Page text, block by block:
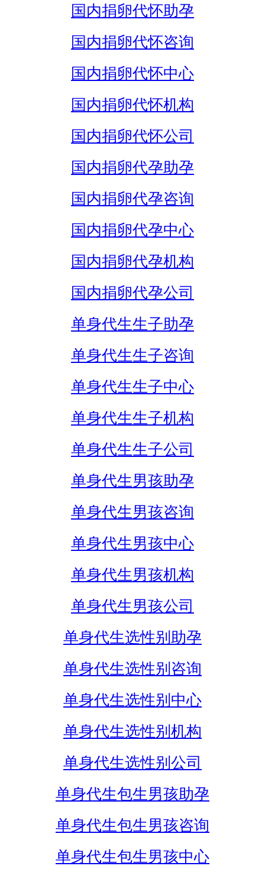
国内捐卵代怀助孕
国内捐卵代怀咨询
国内捐卵代怀中心
国内捐卵代怀机构
国内捐卵代怀公司
国内捐卵代孕助孕
国内捐卵代孕咨询
国内捐卵代孕中心
国内捐卵代孕机构
国内捐卵代孕公司
单身代生生子助孕
单身代生生子咨询
单身代生生子中心
单身代生生子机构
单身代生生子公司
单身代生男孩助孕
单身代生男孩咨询
单身代生男孩中心
单身代生男孩机构
单身代生男孩公司
单身代生选性别助孕
单身代生选性别咨询
单身代生选性别中心
单身代生选性别机构
单身代生选性别公司
单身代生包生男孩助孕
单身代生包生男孩咨询
单身代生包生男孩中心